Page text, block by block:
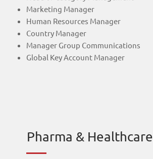
Marketing Manager
Human Resources Manager
Country Manager
Manager Group Communications
Global Key Account Manager
Pharma & Healthcare